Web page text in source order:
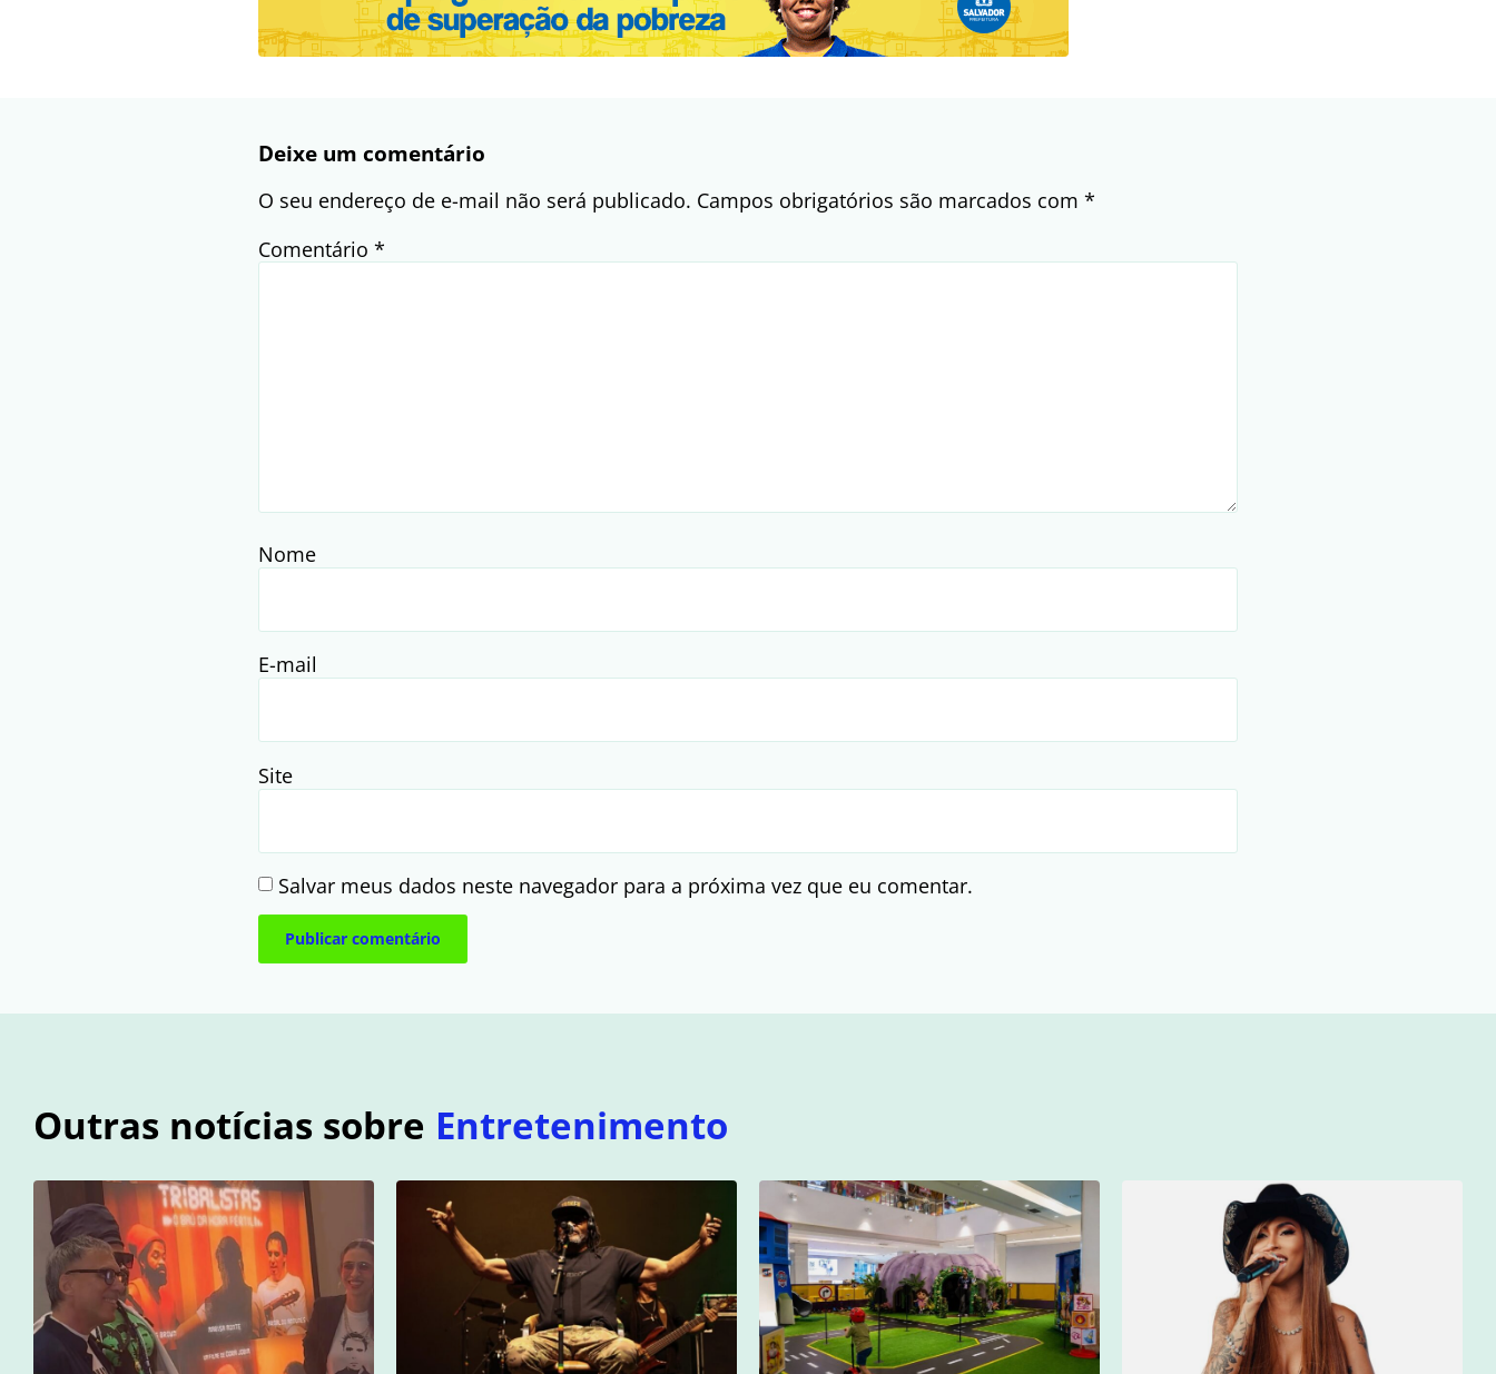
Deixe um comentário
O seu endereço de e-mail não será publicado. Campos obrigatórios são marcados com *
Comentário *
Nome
E-mail
Site
Salvar meus dados neste navegador para a próxima vez que eu comentar.
Outras notícias sobre Entretenimento